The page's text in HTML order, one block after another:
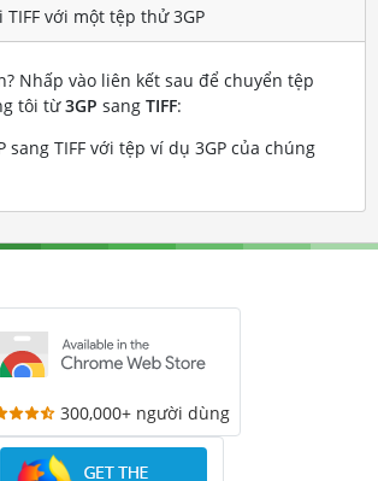
với một tệp thử 3GP
Nhấp vào liên kết sau để chuyển tệp
tôi từ3GP sang TIFF:
sang TIFF với tệp ví dụ 3GP của chúng
300,000+ người dùng